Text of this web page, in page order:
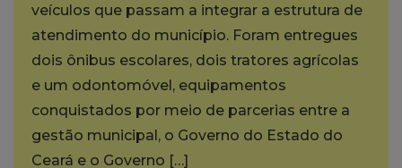
veículos que passam a integrar a estrutura de
atendimento do município. Foram entregues
dois ônibus escolares, dois tratores agrícolas
e um odontomóvel, equipamentos
conquistados por meio de parcerias entre a
gestão municipal, o Governo do Estado do
Ceará e o Governo […]